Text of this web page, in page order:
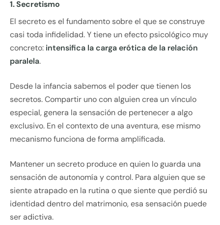
1. Secretismo
El secreto es el fundamento sobre el que se construye
casi toda infidelidad. Y tiene un efecto psicológico muy
concreto: intensifica la carga erótica de la relación
paralela.
Desde la infancia sabemos el poder que tienen los
secretos. Compartir uno con alguien crea un vínculo
especial, genera la sensación de pertenecer a algo
exclusivo. En el contexto de una aventura, ese mismo
mecanismo funciona de forma amplificada.
Mantener un secreto produce en quien lo guarda una
sensación de autonomía y control. Para alguien que se
siente atrapado en la rutina o que siente que perdió su
identidad dentro del matrimonio, esa sensación puede
ser adictiva.